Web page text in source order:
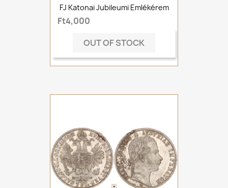
FJ Katonai Jubileumi Emlékérem
Ft4,000
OUT OF STOCK